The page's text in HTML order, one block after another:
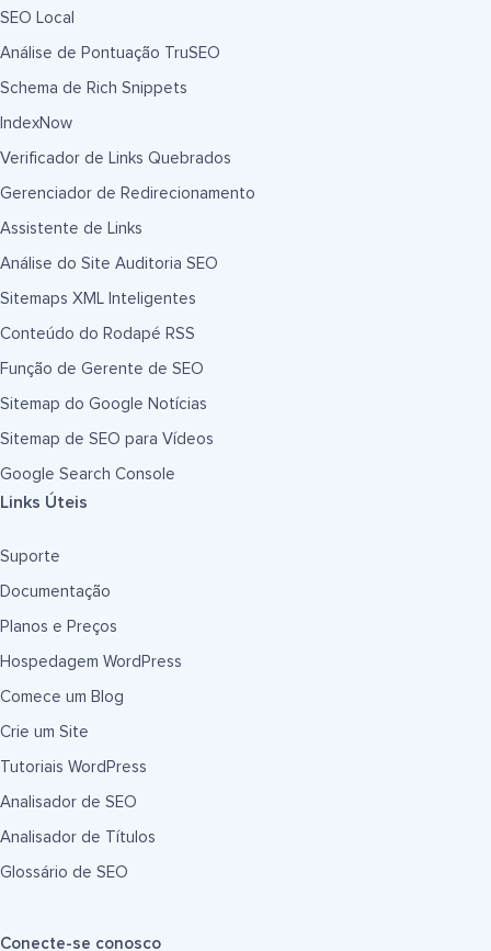
SEO Local
Análise de Pontuação TruSEO
Schema de Rich Snippets
IndexNow
Verificador de Links Quebrados
Gerenciador de Redirecionamento
Assistente de Links
Análise do Site Auditoria SEO
Sitemaps XML Inteligentes
Conteúdo do Rodapé RSS
Função de Gerente de SEO
Sitemap do Google Notícias
Sitemap de SEO para Vídeos
Google Search Console
Links Úteis
Suporte
Documentação
Planos e Preços
Hospedagem WordPress
Comece um Blog
Crie um Site
Tutoriais WordPress
Analisador de SEO
Analisador de Títulos
Glossário de SEO
Conecte-se conosco